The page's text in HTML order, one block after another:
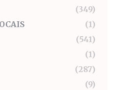
(349)
(1)
(541)
(1)
(287)
(9)